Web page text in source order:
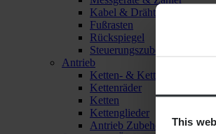
This
Kabel & Drähte
Fußrasten
Rückspiegel
Steuerungszubehör
Antrieb
Ketten- & Kettenradsätze
Kettenräder
Ketten
Kettenglieder
Antrieb Zubehör